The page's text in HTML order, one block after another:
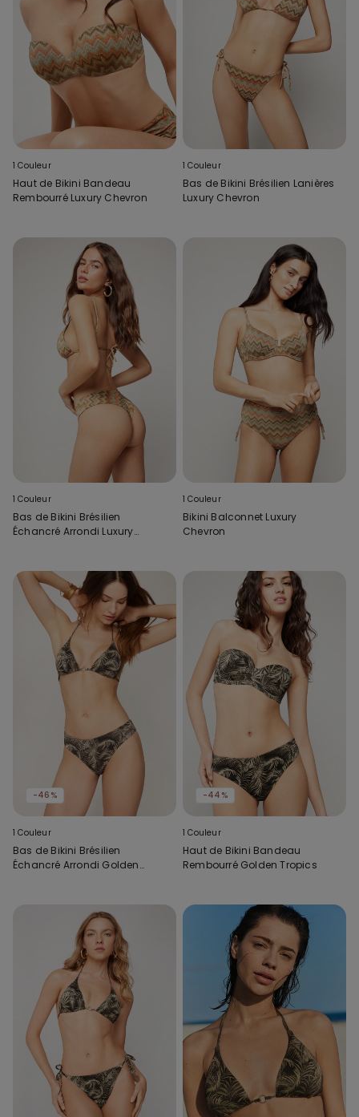
1 Couleur
Haut de Bikini Bandeau
Rembourré Luxury Chevron
1 Couleur
Bas de Bikini Brésilien Lanières
Luxury Chevron
1 Couleur
Bas de Bikini Brésilien
Échancré Arrondi Luxury
1 Couleur
Bikini Balconnet Luxury
Chevron
-46%
1 Couleur
Bas de Bikini Brésilien
Échancré Arrondi Golden
-44%
1 Couleur
Haut de Bikini Bandeau
Rembourré Golden Tropics